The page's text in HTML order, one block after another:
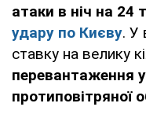
атаки в ніч на 24
удару по Києву. У
ставку на велику
перевантаження
протиповітряної